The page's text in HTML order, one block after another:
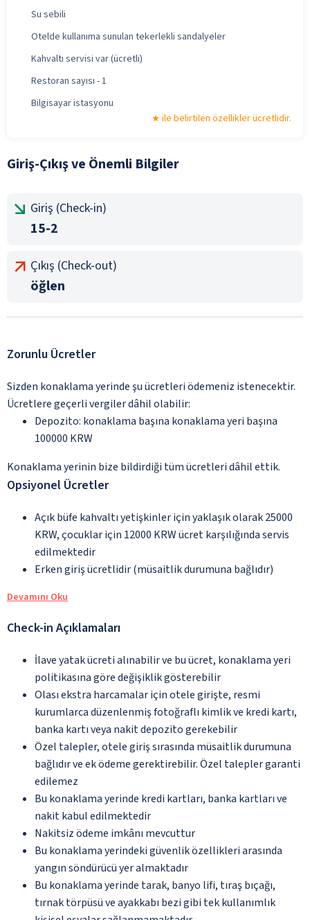
Su sebili
Otelde kullanıma sunulan tekerlekli sandalyeler
Kahvaltı servisi var (ücretli)
Restoran sayısı - 1
Bilgisayar istasyonu
ile belirtilen özellikler ücretlidir.
Giriş-Çıkış ve Önemli Bilgiler
Giriş (Check-in)
15-2
Çıkış (Check-out)
öğlen
Zorunlu Ücretler
Sizden konaklama yerinde şu ücretleri ödemeniz istenecektir.
Ücretlere geçerli vergiler dâhil olabilir:
Depozito: konaklama başına konaklama yeri başına
100000 KRW
Konaklama yerinin bize bildirdiği tüm ücretleri dâhil ettik.
Opsiyonel Ücretler
Açık büfe kahvaltı yetişkinler için yaklaşık olarak 25000
KRW, çocuklar için 12000 KRW ücret karşılığında servis
edilmektedir
Erken giriş ücretlidir (müsaitlik durumuna bağlıdır)
Devamını Oku
Check-in Açıklamaları
İlave yatak ücreti alınabilir ve bu ücret, konaklama yeri
politikasına göre değişiklik gösterebilir
Olası ekstra harcamalar için otele girişte, resmi
kurumlarca düzenlenmiş fotoğraflı kimlik ve kredi kartı,
banka kartı veya nakit depozito gerekebilir
Özel talepler, otele giriş sırasında müsaitlik durumuna
bağlıdır ve ek ödeme gerektirebilir. Özel talepler garanti
edilemez
Bu konaklama yerinde kredi kartları, banka kartları ve
nakit kabul edilmektedir
Nakitsiz ödeme imkânı mevcuttur
Bu konaklama yerindeki güvenlik özellikleri arasında
yangın söndürücü yer almaktadır
Bu konaklama yerinde tarak, banyo lifi, tıraş bıçağı,
tırnak törpüsü ve ayakkabı bezi gibi tek kullanımlık